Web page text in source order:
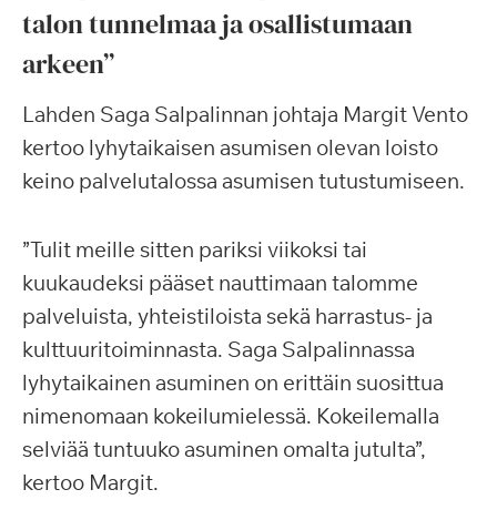
talon tunnelmaa ja osallistumaan
arkeen”
Lahden Saga Salpalinnan johtaja Margit Vento
kertoo lyhytaikaisen asumisen olevan loisto
keino palvelutalossa asumisen tutustumiseen.
”Tulit meille sitten pariksi viikoksi tai
kuukaudeksi pääset nauttimaan talomme
palveluista, yhteistiloista sekä harrastus- ja
kulttuuritoiminnasta. Saga Salpalinnassa
lyhytaikainen asuminen on erittäin suosittua
nimenomaan kokeilumielessä. Kokeilemalla
selviää tuntuuko asuminen omalta jutulta”,
kertoo Margit.